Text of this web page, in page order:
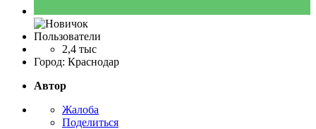
Пользователи
2,4 тыс
Город: Краснодар
Автор
Жалоба
Поделиться